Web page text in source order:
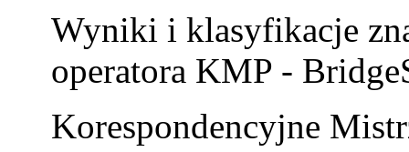
Wyniki i klasyfikacje
operatora KMP -
Korespondencyjne